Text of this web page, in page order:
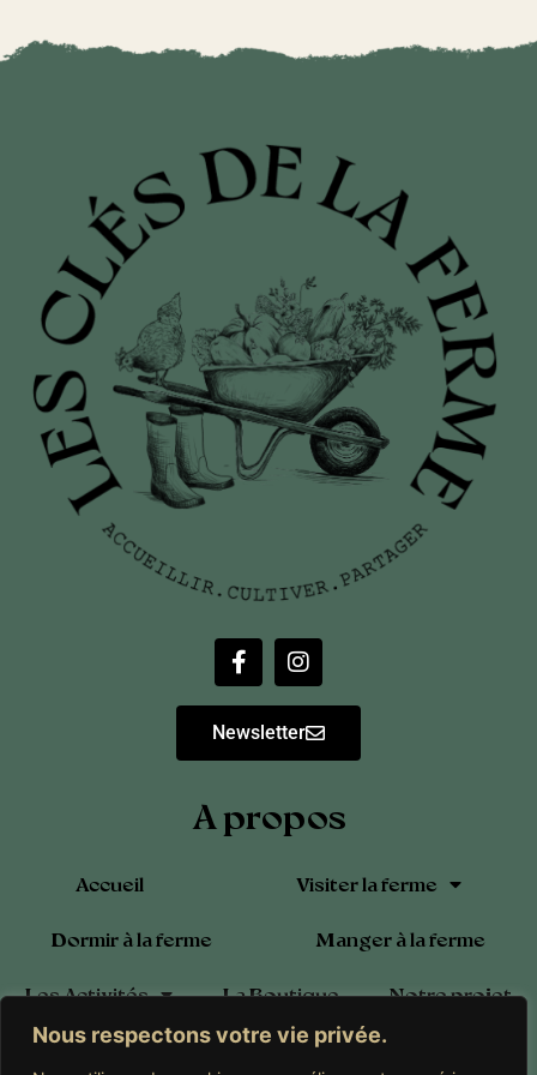
Nous respectons votre vie privée.
Newsletter
A propos
Accueil Visiter la ferme
Dormir à la ferme Manger à la ferme
Les Activités La Boutique Notre projet
Blog Calendrier